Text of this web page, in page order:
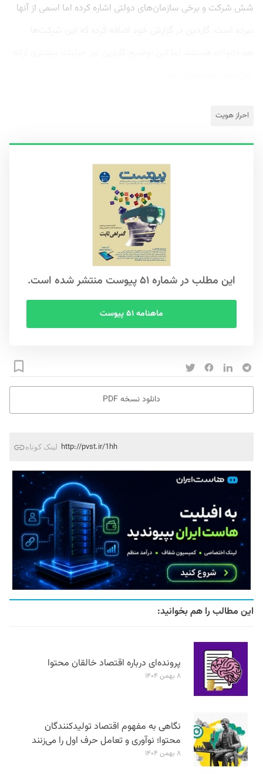
شش شرکت و برخی سازمان‌های دولتی اشاره کرده اما اسمی از آنها
احراز هویت
این مطلب در شماره ۵۱ پیوست منتشر شده است.
ماهنامه ۵۱ پیوست
دانلود نسخه PDF
لینک کوتاه http://pvst.ir/1hh
این مطالب را هم بخوانید:
پرونده‌ای درباره اقتصاد خالقان محتوا
۸ بهمن ۱۴۰۴
نگاهی به مفهوم اقتصاد تولیدکنندگان
محتوا؛ نوآوری و تعامل حرف اول را می‌زنند
۸ بهمن ۱۴۰۴